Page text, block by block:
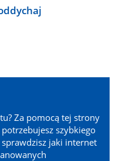
Za pomocą tej strony
szybkiego
jaki internet